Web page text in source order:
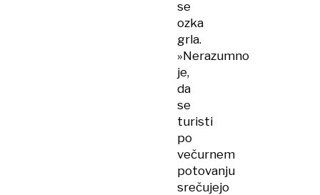
se
ozka
grla.
»Nerazumno
je,
da
se
turisti
po
večurnem
potovanju
srečujejo